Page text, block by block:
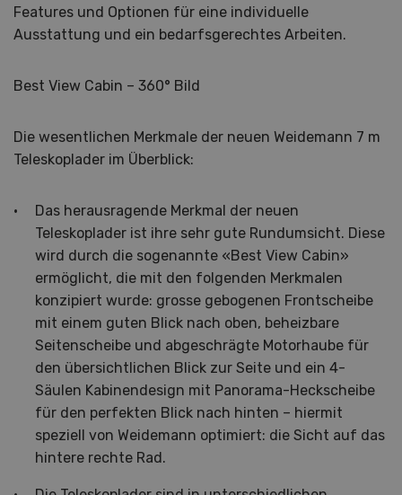
Features und Optionen für eine individuelle
Ausstattung und ein bedarfsgerechtes Arbeiten.
Best View Cabin – 360° Bild
Die wesentlichen Merkmale der neuen Weidemann 7 m
Teleskoplader im Überblick:
Das herausragende Merkmal der neuen
Teleskoplader ist ihre sehr gute Rundumsicht. Diese
wird durch die sogenannte «Best View Cabin»
ermöglicht, die mit den folgenden Merkmalen
konzipiert wurde: grosse gebogenen Frontscheibe
mit einem guten Blick nach oben, beheizbare
Seitenscheibe und abgeschrägte Motorhaube für
den übersichtlichen Blick zur Seite und ein 4-
Säulen Kabinendesign mit Panorama-Heckscheibe
für den perfekten Blick nach hinten – hiermit
speziell von Weidemann optimiert: die Sicht auf das
hintere rechte Rad.